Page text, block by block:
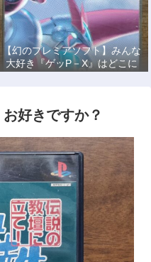
【幻のプレミアソフト】みんな
大好き『ゲッP－X』はどこに
もない！
好きですか？